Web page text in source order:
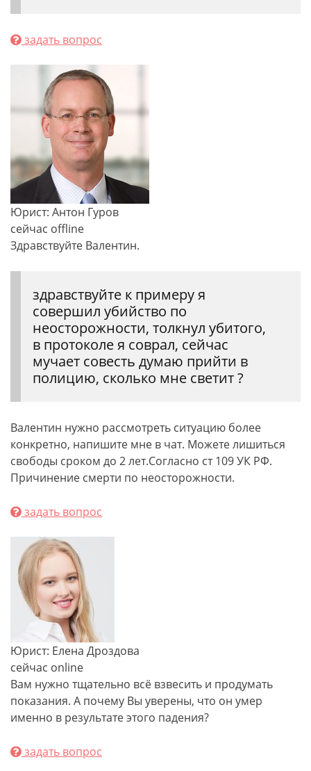
задать вопрос
Юрист: Антон Гуров
сейчас offline
Здравствуйте Валентин.
здравствуйте к примеру я
совершил убийство по
неосторожности, толкнул убитого,
в протоколе я соврал, сейчас
мучает совесть думаю прийти в
полицию, сколько мне светит ?
Валентин нужно рассмотреть ситуацию более
конкретно, напишите мне в чат. Можете лишиться
свободы сроком до 2 лет.Согласно ст 109 УК РФ.
Причинение смерти по неосторожности.
задать вопрос
Юрист: Елена Дроздова
сейчас online
Вам нужно тщательно всё взвесить и продумать
показания. А почему Вы уверены, что он умер
именно в результате этого падения?
задать вопрос